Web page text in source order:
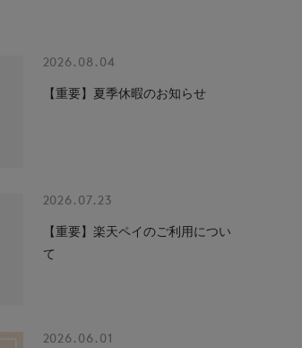
2026.08.04
【重要】夏季休暇のお知らせ
2026.07.23
【重要】楽天ペイのご利用につい
て
2026.06.01